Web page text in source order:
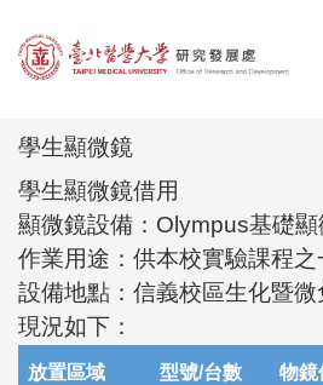
學生顯微鏡
學生顯微鏡借用
顯微鏡設備：Olympus基礎顯
作業用途：供本校實驗課程
設備地點：信義校區生化暨微
現況如下：
放置區域 型號/台數 物鏡